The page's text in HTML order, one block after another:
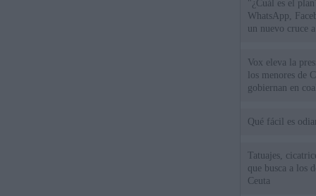
"¿Cuál es el
WhatsApp,
un nuevo cruce
Vox eleva la
los menores de
gobiernan en
Qué fácil es
Tatuajes,
que busca a los
Ceuta